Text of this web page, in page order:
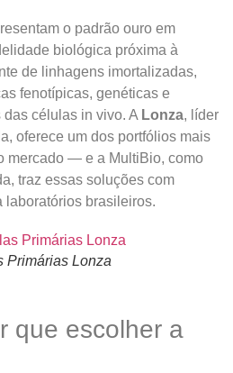
o padrão ouro em
biológica próxima à
de linhagens imortalizadas,
fenotípicas, genéticas e
células in vivo. A Lonza, líder
oferece um dos portfólios mais
mercado — e a MultiBio, como
traz essas soluções com
laboratórios brasileiros.
Primárias Lonza
que escolher a